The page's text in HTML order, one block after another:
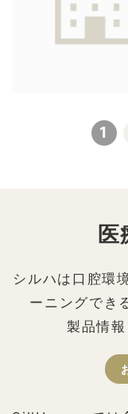
1
シルハは口腔環
ーニングでき
製品情